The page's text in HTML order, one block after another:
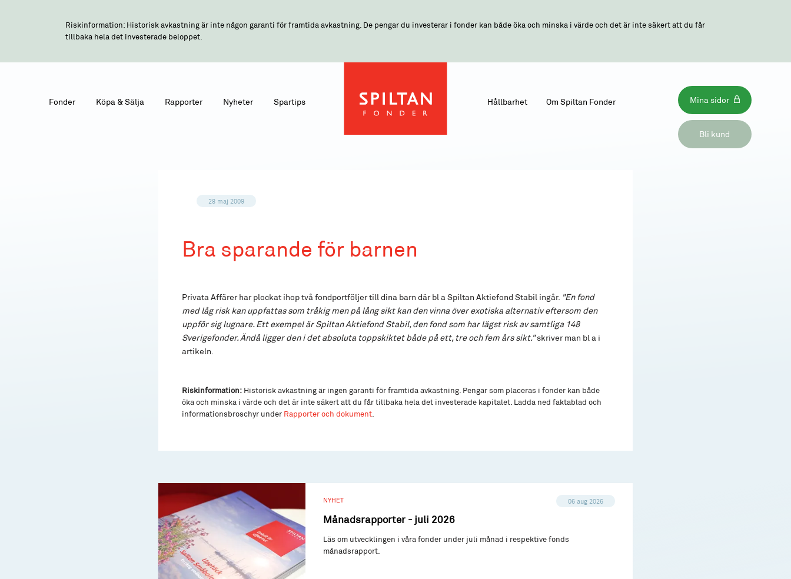
Riskinformation: Historisk avkastning är inte någon garanti för framtida avkastning. De pengar du investerar i fonder kan både öka och minska i värde och det är inte säkert att du får
tillbaka hela det investerade beloppet.
Bli kund
Mina sidor
Fonder Köpa & Sälja Rapporter Nyheter Spartips Om Spiltan Fonder
Hållbarhet
28 maj 2009
Bra sparande för barnen
Privata Affärer har plockat ihop två fondportföljer till dina barn där bl a Spiltan Aktiefond Stabil ingår. "En fond
med låg risk kan uppfattas som tråkig men på lång sikt kan den vinna över exotiska alternativ eftersom den
uppför sig lugnare. Ett exempel är Spiltan Aktiefond Stabil, den fond som har lägst risk av samtliga 148
Sverigefonder. Ändå ligger den i det absoluta toppskiktet både på ett, tre och fem års sikt."skriver man bl a i
artikeln.
Riskinformation:Historisk avkastning är ingen garanti för framtida avkastning. Pengar som placeras i fonder kan både
öka och minska i värde och det är inte säkert att du får tillbaka hela det investerade kapitalet. Ladda ned faktablad och
informationsbroschyr under Rapporter och dokument.
NYHET 06 aug 2026
Månadsrapporter - juli 2026
Läs om utvecklingen i våra fonder under juli månad i respektive fonds
månadsrapport.